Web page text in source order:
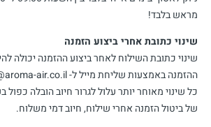
מראש בלבד!
שינוי כתובת אחרי ביצוע הזמנה
שינוי כתובת השילוח לאחר ביצוע ההזמנה יכולה
ההזמנה באמצעות שליחת מייל ל- sales@aroma-air.co.il.
כל שינוי מאוחר יותר עלול לגרור חיוב הובלה
של ביטול הזמנה אחרי שילוח, חיוב דמי משלוח.